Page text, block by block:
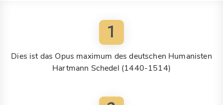
1
Dies ist das Opus maximum des deutschen Humanisten
Hartmann Schedel (1440-1514)